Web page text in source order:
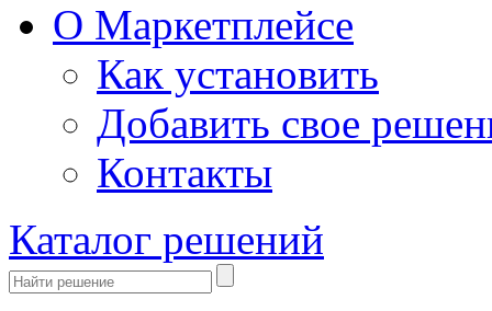
О Маркетплейсе
Как установить
Добавить свое
Контакты
Каталог решений